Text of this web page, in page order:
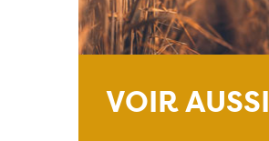
VOIR AUSSI